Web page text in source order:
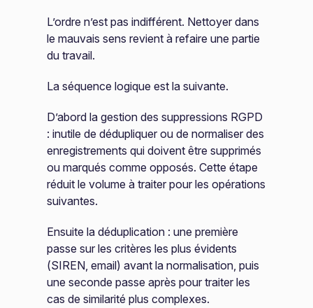
L’ordre n’est pas indifférent. Nettoyer dans
le mauvais sens revient à refaire une partie
du travail.
La séquence logique est la suivante.
D’abord la gestion des suppressions RGPD
: inutile de dédupliquer ou de normaliser des
enregistrements qui doivent être supprimés
ou marqués comme opposés. Cette étape
réduit le volume à traiter pour les opérations
suivantes.
Ensuite la déduplication : une première
passe sur les critères les plus évidents
(SIREN, email) avant la normalisation, puis
une seconde passe après pour traiter les
cas de similarité plus complexes.